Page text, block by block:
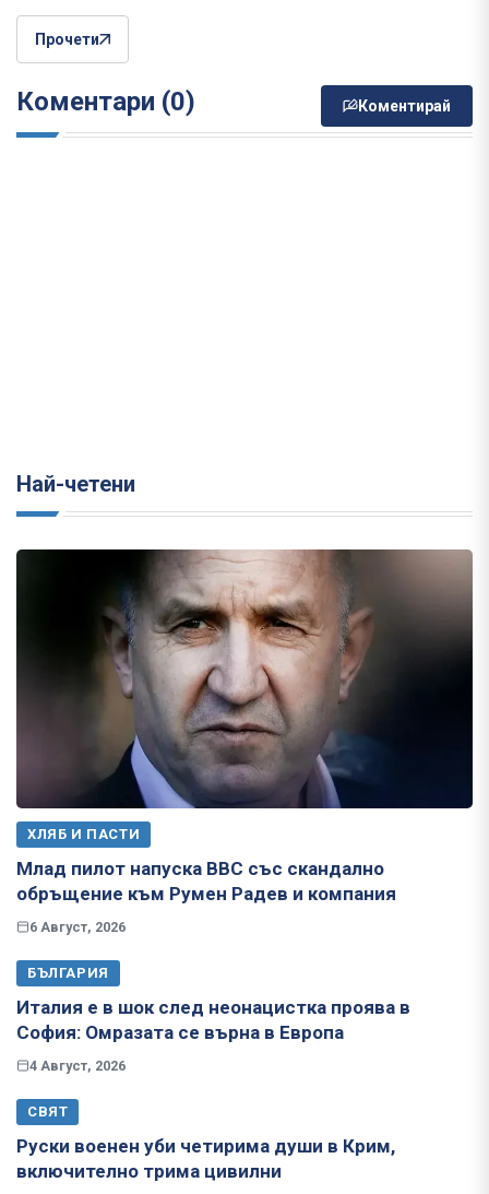
Прочети
Коментари (0) Коментирай
Най-четени
ХЛЯБ И ПАСТИ
Млад пилот напуска ВВС със скандално
обръщение към Румен Радев и компания
6 Август, 2026
БЪЛГАРИЯ
Италия е в шок след неонацистка проява в
София: Омразата се върна в Европа
4 Август, 2026
СВЯТ
Руски военен уби четирима души в Крим,
включително трима цивилни